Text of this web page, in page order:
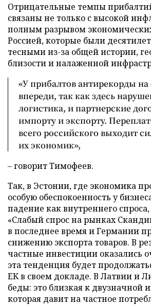
Отрицательные темпы
связаны не только с высокой
полным разрывом
Россией, которые были
тесными из-за общей истории,
близости и налаженной
«У прибалтов антирекорды
впереди, так как здесь
логистика, и партнерские
импорту и экспорту.
всего российского выходит
их экономик»,
– говорит Тимофеев.
Так, в Эстонии, где экономика
особую обеспокоенность у
падение как внутреннего
«Слабый спрос на рынках
в последнее время и Германии
снижению экспорта товаров. В
частные инвестиции оказались
эта тенденция будет
ЕК в своем докладе. В Латвии и
беды: это близкая к двузначной
которая давит на частное